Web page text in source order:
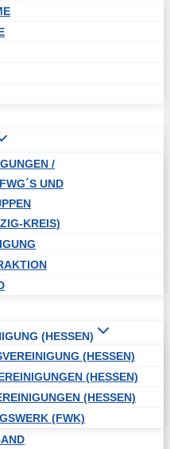
/
UND
KREIS)
(HESSEN)
(HESSEN)
(HESSEN)
(HESSEN)
(FWK)